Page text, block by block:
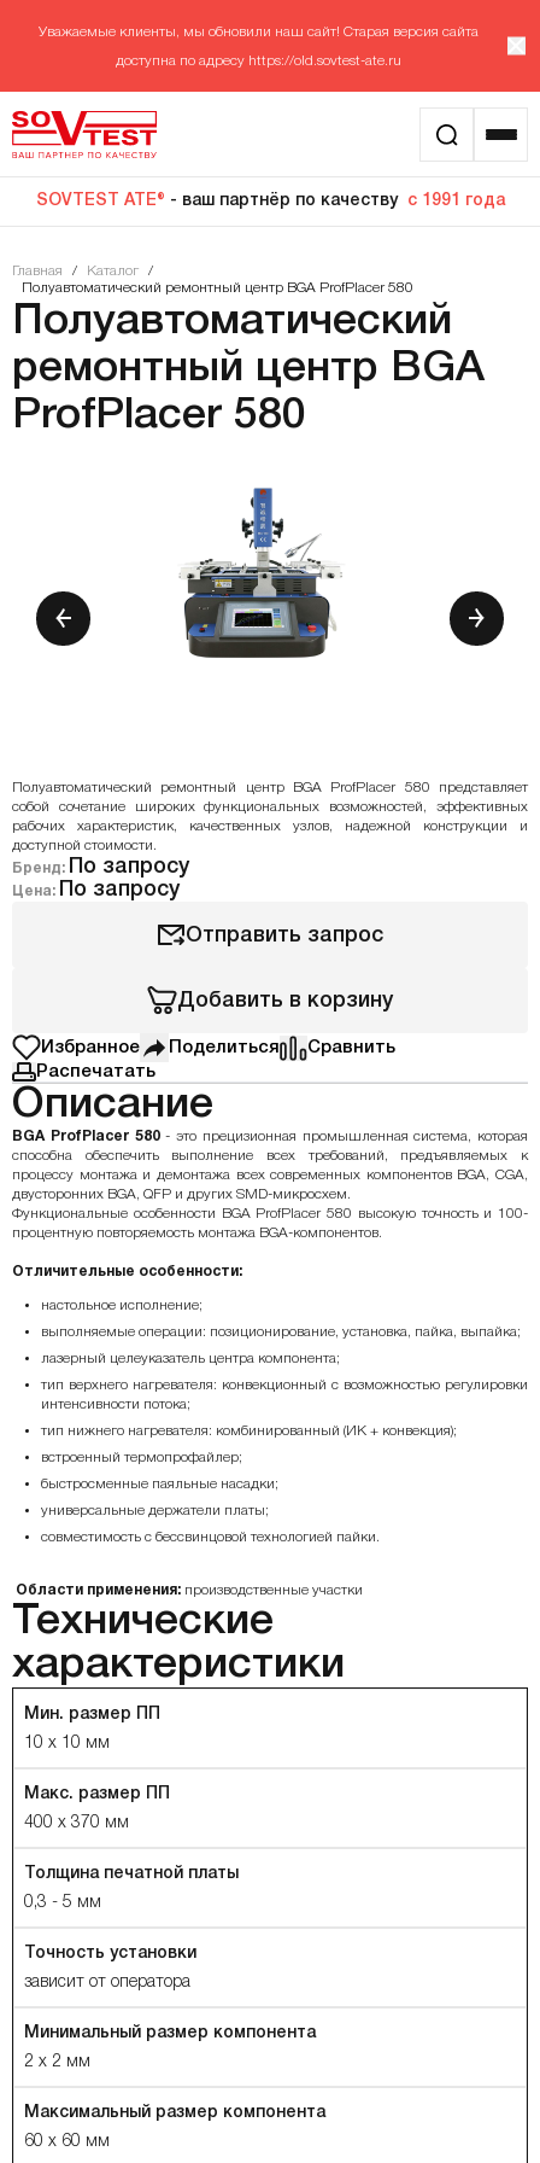
Уважаемые клиенты, мы обновили наш сайт! Старая версия сайта
доступна по адресу https://old.sovtest-ate.ru
SOVTEST ATE® - ваш партнёр по качеству с 1991 года
Главная / Каталог
/
Полуавтоматический ремонтный центр BGA ProfPlacer 580
Полуавтоматический
ремонтный центр BGA
ProfPlacer 580
Полуавтоматический ремонтный центр BGA ProfPlacer 580 представляет
собой сочетание широких функциональных возможностей, эффективных
рабочих характеристик, качественных узлов, надежной конструкции и
доступной стоимости.
Бренд:
По запросу
Цена: По запросу
Отправить запрос
Добавить в корзину
Избранное Поделиться
Сравнить
Распечатать
Описание
BGA ProfPlacer 580- это прецизионная промышленная система, которая
способна обеспечить выполнение всех требований, предъявляемых к
процессу монтажа и демонтажа всех современных компонентов BGA, CGA,
двусторонних BGA, QFP и других SMD-микросхем.
Функциональные особенности BGA ProfPlacer 580 высокую точность и 100-
процентную повторяемость монтажа BGA-компонентов.
Отличительные особенности:
настольное исполнение;
выполняемые операции: позиционирование, установка, пайка, выпайка;
лазерный целеуказатель центра компонента;
тип верхнего нагревателя: конвекционный с возможностью регулировки
интенсивности потока;
тип нижнего нагревателя: комбинированный (ИК + конвекция);
встроенный термопрофайлер;
быстросменные паяльные насадки;
универсальные держатели платы;
совместимость с бессвинцовой технологией пайки.
Области применения: производственные участки
Технические
характеристики
Мин. размер ПП
10 х 10 мм
Макс. размер ПП
400 х 370 мм
Толщина печатной платы
0,3 - 5 мм
Точность установки
зависит от оператора
Минимальный размер компонента
2 х 2 мм
Максимальный размер компонента
60 х 60 мм